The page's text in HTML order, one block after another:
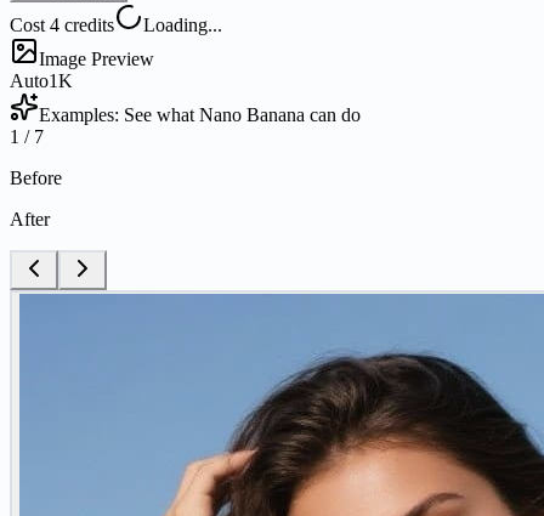
Cost 4 credits
Loading...
Image Preview
Auto1K
Examples: See what Nano Banana can do
1 / 7
Before
After